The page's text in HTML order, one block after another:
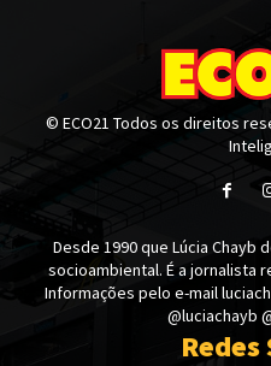
© ECO21 Todos os direitos
Desde 1990 que Lúcia Chayb
socioambiental. É a jornalista
Informações pelo e-mail
@luciachayb
Redes